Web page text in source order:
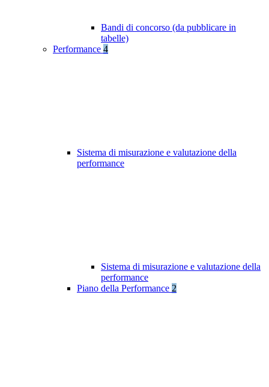
Bandi di concorso (da pubblicare in
tabelle)
Performance 4
Sistema di misurazione e valutazione della
performance
Sistema di misurazione e valutazione della
performance
Piano della Performance 2